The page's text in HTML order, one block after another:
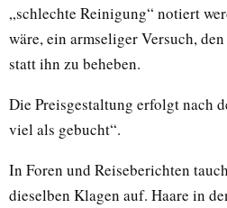
„schlechte Reinigung“ notiert
wäre, ein armseliger Versuch,
statt ihn zu beheben.
Die Preisgestaltung erfolgt nach
viel als gebucht“.
In Foren und Reiseberichten
dieselben Klagen auf. Haare in